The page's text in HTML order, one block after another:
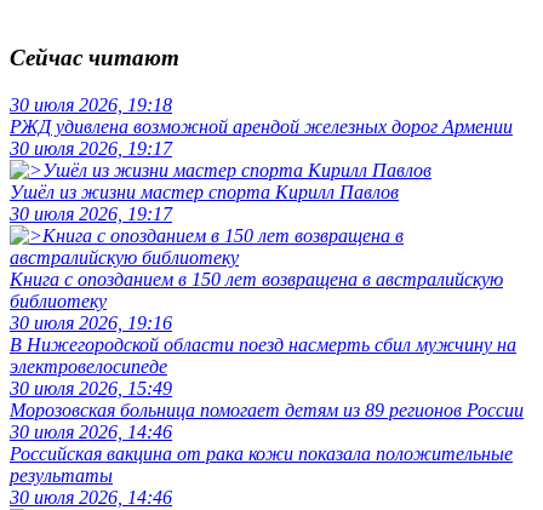
Сейчас читают
30 июля 2026, 19:18
РЖД удивлена возможной арендой железных дорог Армении
30 июля 2026, 19:17
Ушёл из жизни мастер спорта Кирилл Павлов
30 июля 2026, 19:17
Книга с опозданием в 150 лет возвращена в австралийскую
библиотеку
30 июля 2026, 19:16
В Нижегородской области поезд насмерть сбил мужчину на
электровелосипеде
30 июля 2026, 15:49
Морозовская больница помогает детям из 89 регионов России
30 июля 2026, 14:46
Российская вакцина от рака кожи показала положительные
результаты
30 июля 2026, 14:46